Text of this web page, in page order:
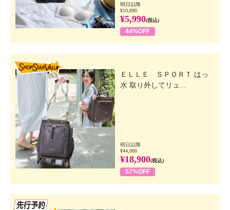
明日以降
¥10,890
¥5,990(税込)
44%OFF
ＥＬＬＥ ＳＰＯＲＴ はっ
水 取り外してリュ...
明日以降
¥44,000
¥18,900(税込)
57%OFF